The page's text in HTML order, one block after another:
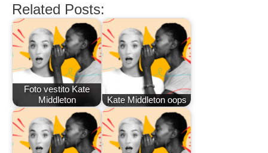
Related Posts:
Foto vestito Kate
Middleton
Kate Middleton oops